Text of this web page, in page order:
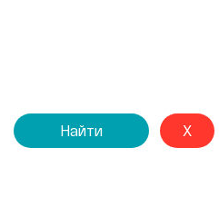
Найти X